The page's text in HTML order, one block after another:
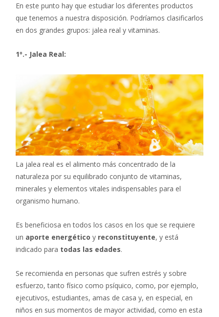
En este punto hay que estudiar los diferentes productos
que tenemos a nuestra disposición. Podríamos clasificarlos
en dos grandes grupos: jalea real y vitaminas.
1º.- Jalea Real:
La jalea real es el alimento más concentrado de la
naturaleza por su equilibrado conjunto de vitaminas,
minerales y elementos vitales indispensables para el
organismo humano.
Es beneficiosa en todos los casos en los que se requiere
un aporte energético y reconstituyente, y está
indicado para todas las edades.
Se recomienda en personas que sufren estrés y sobre
esfuerzo, tanto físico como psíquico, como, por ejemplo,
ejecutivos, estudiantes, amas de casa y, en especial, en
niños en sus momentos de mayor actividad, como en esta